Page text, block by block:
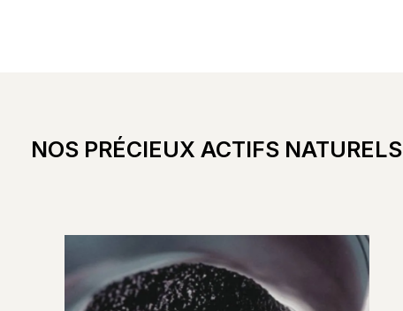
NOS PRÉCIEUX ACTIFS NATURELS